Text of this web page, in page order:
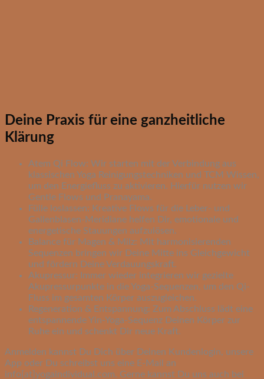
Deine Praxis für eine ganzheitliche
Klärung
Atem Qi Flow: Wir starten mit der Verbindung aus
klassischen Yoga Reinigungstechniken und TCM Wissen,
um den Energiefluss zu aktivieren. Hierfür nutzen wir
Gentle Flows und Pranayama.
Fülle loslassen: Kreative Flows für die Leber- und
Gallenblasen-Meridiane helfen Dir, emotionale und
energetische Stauungen aufzulösen.
Balance für Magen & Milz: Mit harmonisierenden
Sequenzen bringen wir Deine Mitte ins Gleichgewicht
und fördern Deine Verdauungskraft.
Akupressur: Immer wieder integrieren wir gezielte
Akupressurpunkte in die Yoga-Sequenzen, um den Qi-
Fluss im gesamten Körper auszugleichen.
Regeneration & Entspannung: Zum Abschluss lädt eine
entspannende Yin-Yoga-Sequenz Deinen Körper zur
Ruhe ein und schenkt Dir neue Kraft.
Anmelden kannst Du Dich über Deinen Kundenlogin, unsere
App oder Du schreibst uns eine E-Mail an
info[at]yogaindividual.com. Gerne kannst Du uns auch bei